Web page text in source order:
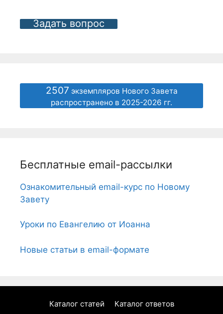
Задать вопрос
2507 экземпляров Нового Завета
распространено в 2025-2026 гг.
Бесплатные email-рассылки
Ознакомительный email-курс по Новому
Завету
Уроки по Евангелию от Иоанна
Новые статьи в email-формате
Каталог статей Каталог ответов